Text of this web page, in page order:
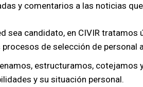
y comentarios a las noticias
sea candidato, en CIVIR
de selección de personal
estructuramos, cotejamos
y su situación personal.